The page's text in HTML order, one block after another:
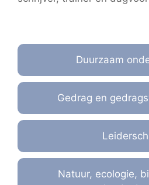
Duurzaam
Gedrag en
Natuur, ecologie,